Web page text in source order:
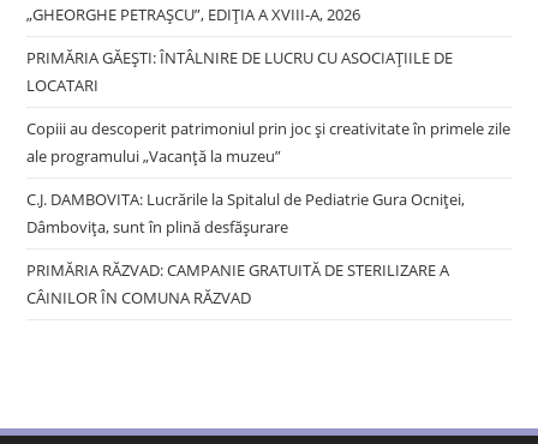
„GHEORGHE PETRAȘCU”, EDIŢIA A XVIII-A, 2026
PRIMĂRIA GĂEȘTI: ÎNTÂLNIRE DE LUCRU CU ASOCIAȚIILE DE
LOCATARI
Copiii au descoperit patrimoniul prin joc și creativitate în primele zile
ale programului „Vacanță la muzeu”
C.J. DAMBOVITA: Lucrările la Spitalul de Pediatrie Gura Ocniței,
Dâmbovița, sunt în plină desfășurare
PRIMĂRIA RĂZVAD: CAMPANIE GRATUITĂ DE STERILIZARE A
CÂINILOR ÎN COMUNA RĂZVAD